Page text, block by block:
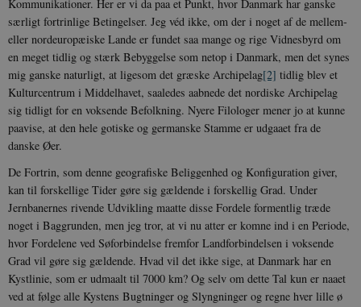
Kommunikationer. Her er vi da paa et Punkt, hvor Danmark har ganske
særligt fortrinlige Betingelser. Jeg véd ikke, om der i noget af de mellem-
eller nordeuropæiske Lande er fundet saa mange og rige Vidnesbyrd om
en meget tidlig og stærk Bebyggelse som netop i Danmark, men det synes
mig ganske naturligt, at ligesom det græske Archipelag[2] tidlig blev et
Kulturcentrum i Middelhavet, saaledes aabnede det nordiske Archipelag
sig tidligt for en voksende Befolkning. Nyere Filologer mener jo at kunne
paavise, at den hele gotiske og germanske Stamme er udgaaet fra de
danske Øer.
De Fortrin, som denne geografiske Beliggenhed og Konfiguration giver,
kan til forskellige Tider gøre sig gældende i forskellig Grad. Under
Jernbanernes rivende Udvikling maatte disse Fordele formentlig træde
noget i Baggrunden, men jeg tror, at vi nu atter er komne ind i en Periode,
hvor Fordelene ved Søforbindelse fremfor Landforbindelsen i voksende
Grad vil gøre sig gældende. Hvad vil det ikke sige, at Danmark har en
Kystlinie, som er udmaalt til 7000 km? Og selv om dette Tal kun er naaet
ved at følge alle Kystens Bugtninger og Slyngninger og regne hver lille ø